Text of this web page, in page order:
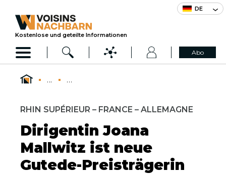
DE
Kostenlose und geteilte Informationen
Abo
... ...
RHIN SUPÉRIEUR – FRANCE – ALLEMAGNE
Dirigentin Joana
Mallwitz ist neue
Gutede-Preisträgerin